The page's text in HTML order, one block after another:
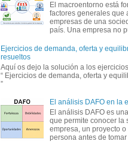
El macroentorno está
factores generales que
empresas de una
país. Una empresa no
Ejercicios de demanda, oferta y
resueltos
Aquí os dejo la solución a los
“ Ejercicios de demanda, oferta y
”
El análisis DAFO en la
El análisis DAFO es
que permite conocer la
empresa, un proyecto
persona antes de